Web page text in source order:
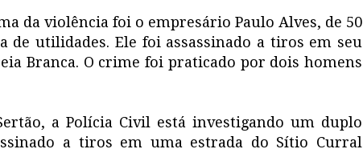
da violência foi o empresário Paulo Alves, de 50
utilidades. Ele foi assassinado a tiros em seu
Branca. O crime foi praticado por dois homens
a Polícia Civil está investigando um duplo
a tiros em uma estrada do Sítio Curral